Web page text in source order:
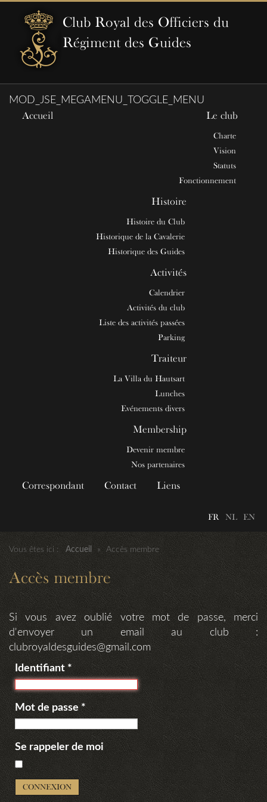
Club Royal des Officiers du
Régiment des Guides
MOD_JSE_MEGAMENU_TOGGLE_MENU
Accueil Le club
Charte
Vision
Statuts
Fonctionnement
Histoire
Histoire du Club
Historique de la Cavalerie
Historique des Guides
Activités
Calendrier
Activités du club
Liste des activités passées
Parking
Traiteur
La Villa du Hautsart
Lunches
Evénements divers
Membership
Devenir membre
Nos partenaires
Correspondant Contact Liens
FR NL EN
Vous êtes ici : Accueil » Accès membre
Accès membre
Si vous avez oublié votre mot de passe, merci
d'envoyer un email au club :
clubroyaldesguides@gmail.com
Identifiant*
Mot de passe*
Se rappeler de moi
CONNEXION